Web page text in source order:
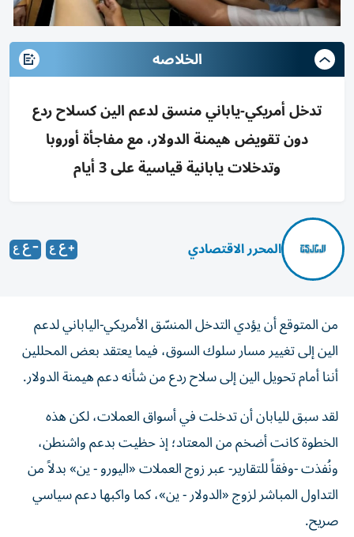
الخلاصه
تدخل أمريكي-ياباني منسق لدعم الين كسلاح ردع
دون تقويض هيمنة الدولار، مع مفاجأة أوروبا
وتدخلات يابانية قياسية على 3 أيام
المحرر الاقتصادي
من المتوقع أن يؤدي التدخل المنسّق الأمريكي-الياباني لدعم
الين إلى تغيير مسار سلوك السوق، فيما يعتقد بعض المحللين
أننا أمام تحويل الين إلى سلاح ردع من شأنه دعم هيمنة الدولار.
لقد سبق لليابان أن تدخلت في أسواق العملات، لكن هذه
الخطوة كانت أضخم من المعتاد؛ إذ حظيت بدعم واشنطن،
ونُفذت -وفقاً للتقارير- عبر زوج العملات «اليورو - ين» بدلاً من
التداول المباشر لزوج «الدولار - ين»، كما واكبها دعم سياسي
صريح.